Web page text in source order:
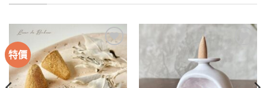
特價
加入
收藏
收藏